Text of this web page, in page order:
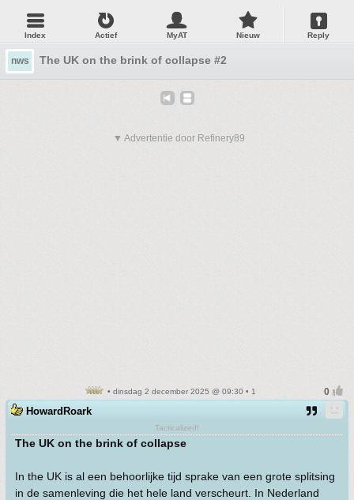
Index Actief MyAT Nieuw Reply
nws The UK on the brink of collapse #2
▼ Advertentie door Refinery89
• dinsdag 2 december 2025 @ 09:30 • 1
HowardRoark
Tacticalized!
The UK on the brink of collapse
In the UK is al een behoorlijke tijd sprake van een grote splitsing
in de samenleving die het hele land verscheurt. In Nederland